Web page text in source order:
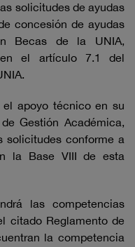
solicitudes de ayudas
concesión de ayudas
Becas de la UNIA,
el artículo 7.1 del
apoyo técnico en su
Gestión Académica,
solicitudes conforme a
la Base VIII de esta
las competencias
citado Reglamento de
la competencia